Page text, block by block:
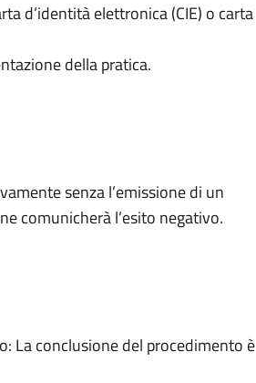
d’identità elettronica (CIE) o carta
della pratica.
senza l’emissione di un
comunicherà l’esito negativo.
La conclusione del procedimento è